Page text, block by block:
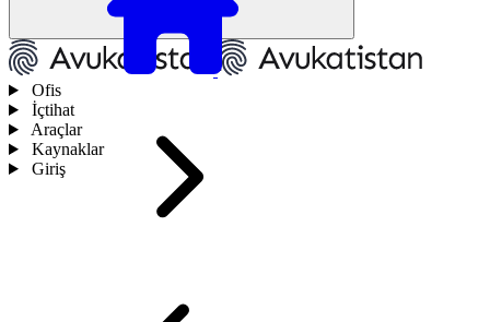
Ofis
İçtihat
Araçlar
Kaynaklar
Giriş